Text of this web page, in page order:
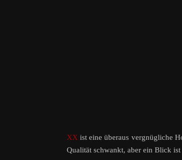
XX ist eine überaus vergnügliche
Qualität schwankt, aber ein Blick